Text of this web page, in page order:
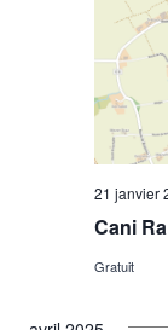
Cani
21 janvier
Gratuit